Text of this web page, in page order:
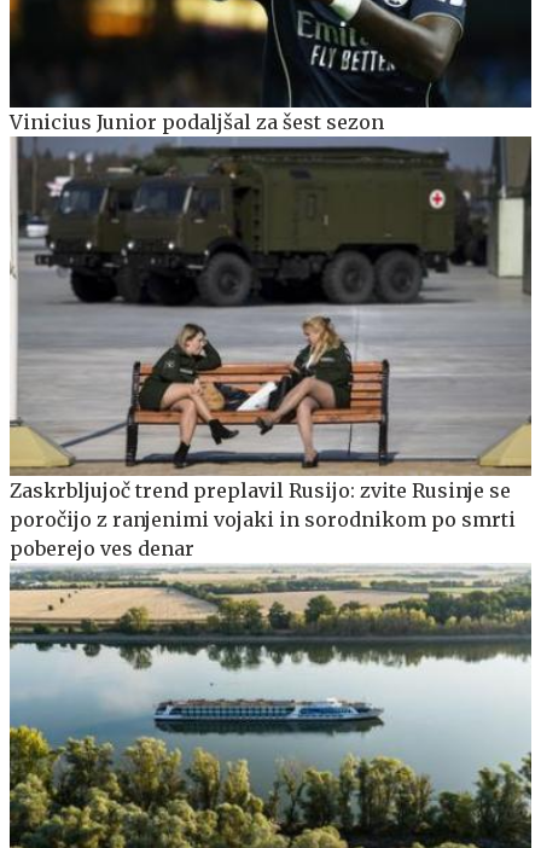
Vinicius Junior podaljšal za šest sezon
Zaskrbljujoč trend preplavil Rusijo: zvite Rusinje se
poročijo z ranjenimi vojaki in sorodnikom po smrti
poberejo ves denar